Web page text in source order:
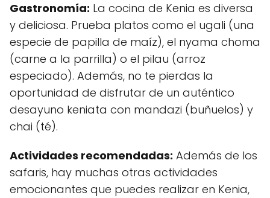
Gastronomía: La cocina de Kenia es diversa
y deliciosa. Prueba platos como el ugali (una
especie de papilla de maíz), el nyama choma
(carne a la parrilla) o el pilau (arroz
especiado). Además, no te pierdas la
oportunidad de disfrutar de un auténtico
desayuno keniata con mandazi (buñuelos) y
chai (té).
Actividades recomendadas: Además de los
safaris, hay muchas otras actividades
emocionantes que puedes realizar en Kenia,